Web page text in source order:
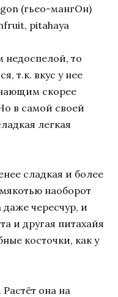
(гьео-мангОн)
pitahaya
недоспелой, то
т.к. вкус у нее
скорее
в самой своей
легкая
сладкая и более
наоборот
чересчур, и
и другая питахайя
косточки, как у
она на